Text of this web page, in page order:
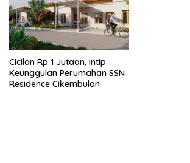
Cicilan Rp 1 Jutaan, Intip
Keunggulan Perumahan SSN
Residence Cikembulan